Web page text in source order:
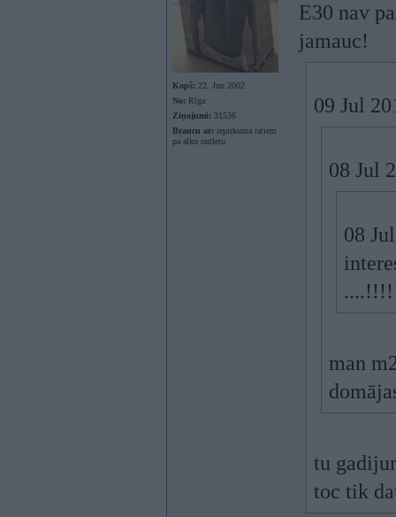
Kopš: 22. Jun 2002
No: Rīga
Ziņojumi: 31536
Braucu ar: iepirkuma ratiem
pa alko outletu
E30 nav
jamauc!
09 Jul
08 Jul
08
man
tu
toc tik